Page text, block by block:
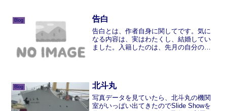
Blog 告白
告白とは、作者自身に関してです。気に
なる内容は、実はわたくし、結婚してい
ました。入籍したのは、先月の自分の誕
的に結婚生活をするのは、...
Blog 北斗丸
写真データを見ていたら、北斗丸の機関
室がいっぱい出てきたのでSlide Showを